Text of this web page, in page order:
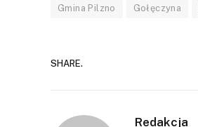
Gmina Pilzno Gołęczyna
SHARE.
Redakcja